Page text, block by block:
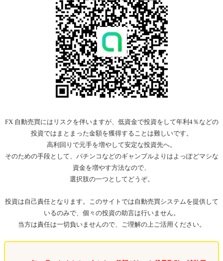
FX 自動売買にはリスクを伴いますが、低資金で投資をして年利4％などの
投資ではまとまった金額を獲得することは難しいです。
高利回りで元手を増やして安定な投資先へ。
そのための手段として、パチンコなどのギャンブルよりはよっぽどマシな
資金を増やす方法なので、
選択肢の一つとしてどうぞ。
投資は自己責任となります。このサイトでは自動売買システムを提供して
いるのみで、個々の投資の助言は行いません。
当方は責任は一切負いませんので、ご理解の上ご活用ください。